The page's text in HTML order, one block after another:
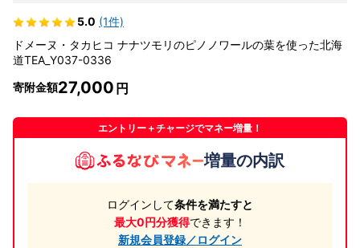
5.0 (1件)
ドメーヌ・タカヒコ ナナツモリのピノノワールの葉を使った北海
道TEA_Y037-0336
寄附金額27,000
エントリー＋チャージでマネー増量！
増量の内訳
ログインして条件を満たすと
最大0円分獲得できます！
新規会員登録／ログイン